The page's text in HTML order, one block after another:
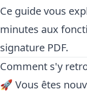
Ce guide vous
minutes aux
signature PDF.
Comment s'y
🚀 Vous êtes